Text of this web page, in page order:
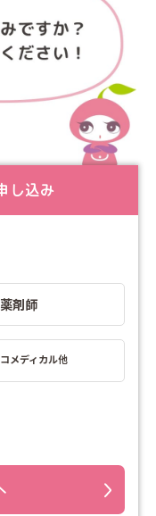
し込み
薬剤師
コメディカル他